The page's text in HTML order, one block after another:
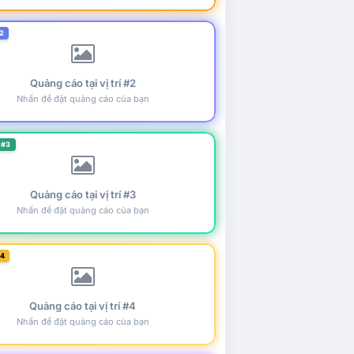
Quảng cáo tại vị trí #2
Nhấn để đặt quảng cáo của bạn
Quảng cáo tại vị trí #3
Nhấn để đặt quảng cáo của bạn
Quảng cáo tại vị trí #4
Nhấn để đặt quảng cáo của bạn